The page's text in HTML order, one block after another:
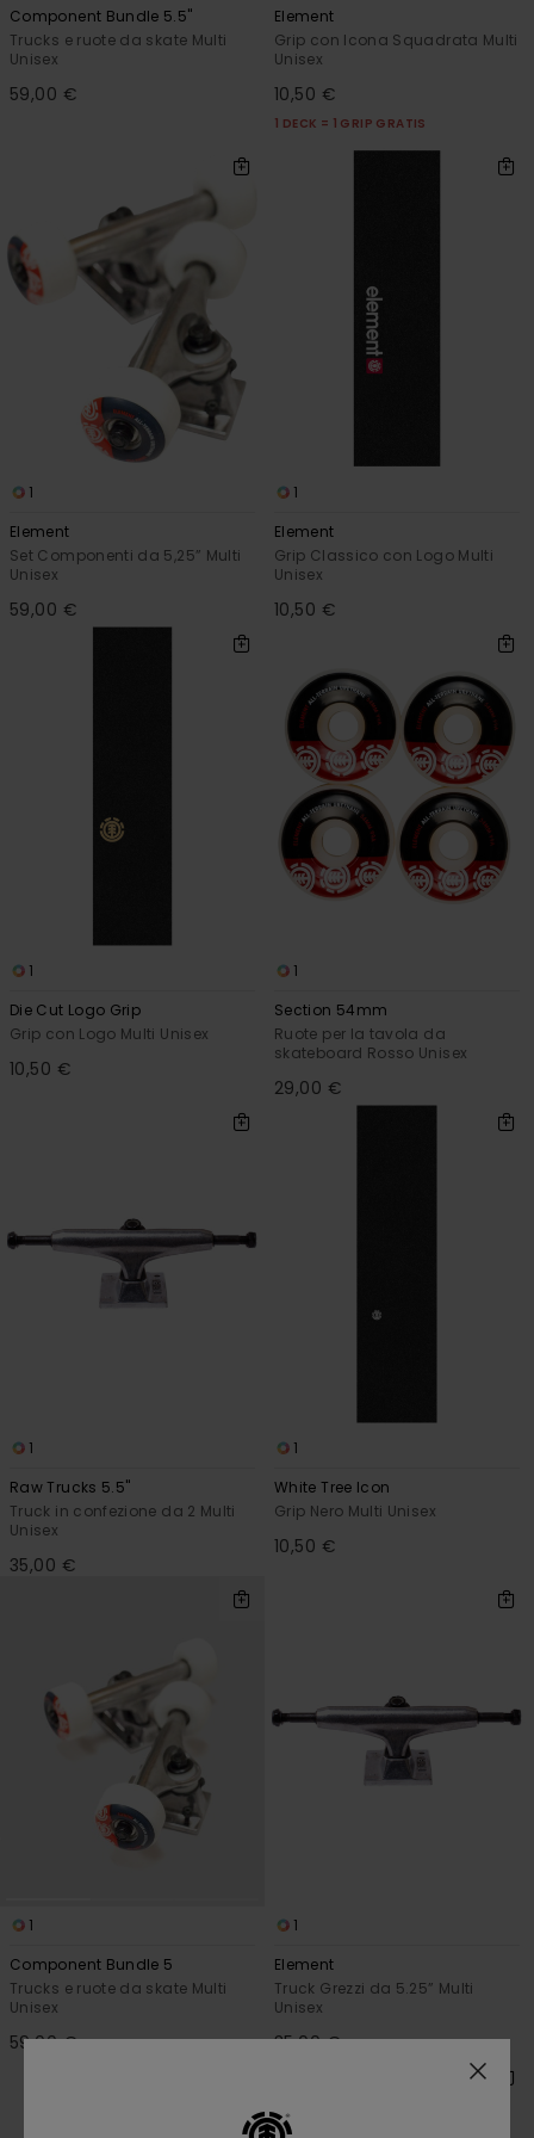
Component Bundle 5.5"
Trucks e ruote da skate Multi
Unisex
59,00 €
Element
Grip con Icona Squadrata Multi
Unisex
10,50 €
1 DECK = 1 GRIP GRATIS
1
Element
Set Componenti da 5,25” Multi
Unisex
59,00 €
1
Element
Grip Classico con Logo Multi
Unisex
10,50 €
1
Die Cut Logo Grip
Grip con Logo Multi Unisex
10,50 €
1
Section 54mm
Ruote per la tavola da
skateboard Rosso Unisex
29,00 €
1
Raw Trucks 5.5"
Truck in confezione da 2 Multi
Unisex
35,00 €
1
White Tree Icon
Grip Nero Multi Unisex
10,50 €
1
Component Bundle 5
Trucks e ruote da skate Multi
Unisex
59,00 €
1
Element
Truck Grezzi da 5.25” Multi
Unisex
35,00 €